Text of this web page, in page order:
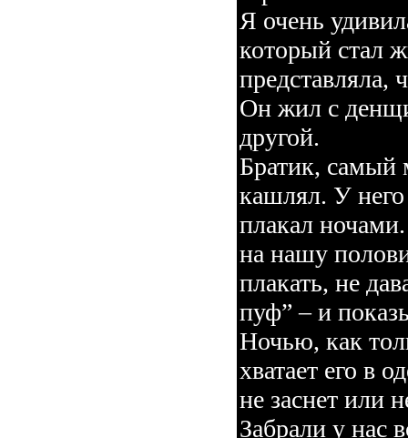
Я очень
который стал
представляла,
Он жил с
другой.
Братик, самый
кашлял. У него
плакал
на нашу
плакать, не
пуф” – и
Ночью, как
хватает его в
не заснет или
Забрали у нас